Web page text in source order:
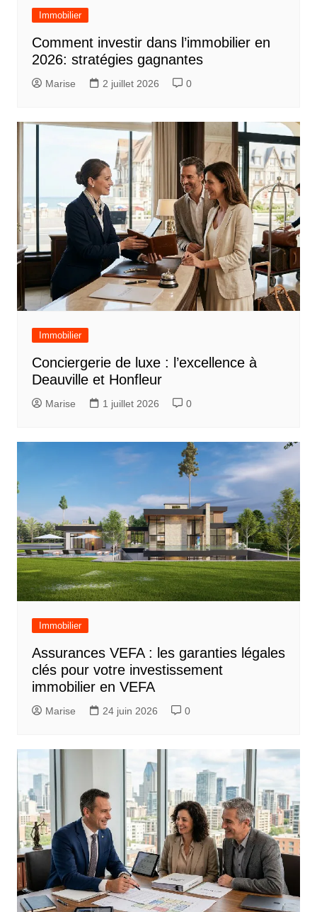
Immobilier
Comment investir dans l’immobilier en
2026: stratégies gagnantes
Marise 2 juillet 2026 0
Immobilier
Conciergerie de luxe : l’excellence à
Deauville et Honfleur
Marise 1 juillet 2026 0
Immobilier
Assurances VEFA : les garanties légales
clés pour votre investissement
immobilier en VEFA
Marise 24 juin 2026 0